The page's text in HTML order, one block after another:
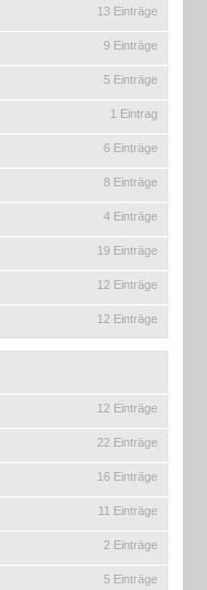
13 Einträge
9 Einträge
5 Einträge
1 Eintrag
6 Einträge
8 Einträge
4 Einträge
19 Einträge
12 Einträge
12 Einträge
12 Einträge
22 Einträge
16 Einträge
11 Einträge
2 Einträge
5 Einträge